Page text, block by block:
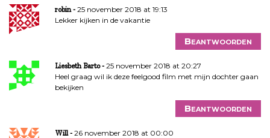
robin
25 november 2018 at 19:13
Lekker kijken in de vakantie
Beantwoorden
Liesbeth Barto
25 november 2018 at 20:27
Heel graag wil ik deze feelgood film met mijn dochter gaan
bekijken
Beantwoorden
Will
26 november 2018 at 00:00